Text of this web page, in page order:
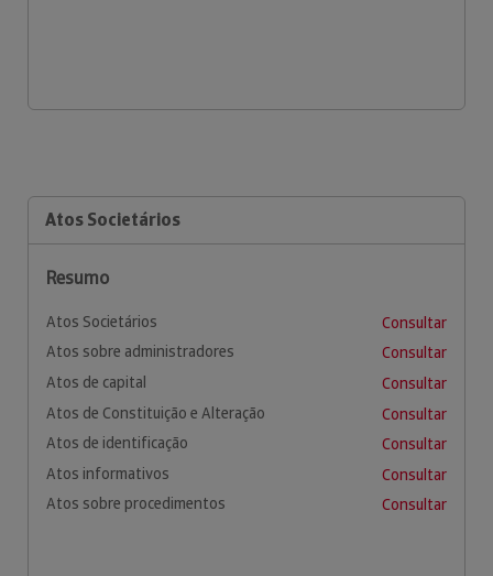
Atos Societários
Resumo
Atos Societários
Consultar
Atos sobre administradores
Consultar
Atos de capital
Consultar
Atos de Constituição e Alteração
Consultar
Atos de identificação
Consultar
Atos informativos
Consultar
Atos sobre procedimentos
Consultar